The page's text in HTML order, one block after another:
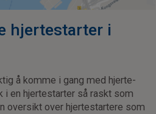
hjertestarter i
å komme i gang med hjerte-
i en hjertestarter så raskt som
oversikt over hjertestartere som